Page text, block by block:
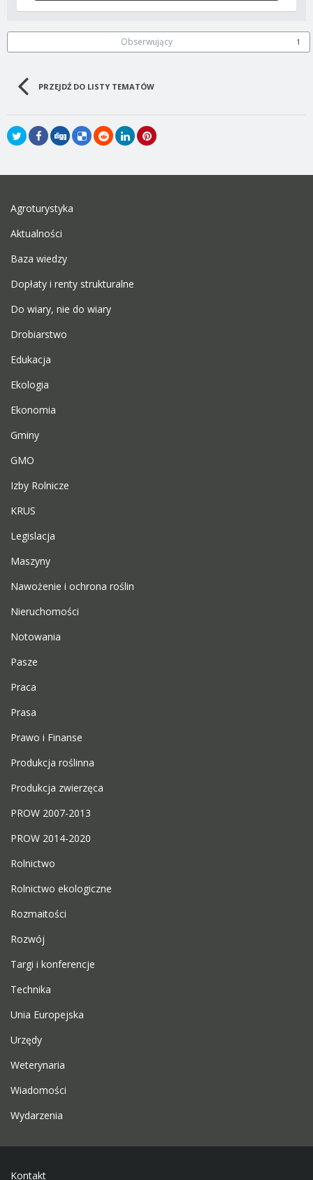
Obserwujący 1
PRZEJDŹ DO LISTY TEMATÓW
Agroturystyka
Aktualności
Baza wiedzy
Dopłaty i renty strukturalne
Do wiary, nie do wiary
Drobiarstwo
Edukacja
Ekologia
Ekonomia
Gminy
GMO
Izby Rolnicze
KRUS
Legislacja
Maszyny
Nawożenie i ochrona roślin
Nieruchomości
Notowania
Pasze
Praca
Prasa
Prawo i Finanse
Produkcja roślinna
Produkcja zwierzęca
PROW 2007-2013
PROW 2014-2020
Rolnictwo
Rolnictwo ekologiczne
Rozmaitości
Rozwój
Targi i konferencje
Technika
Unia Europejska
Urzędy
Weterynaria
Wiadomości
Wydarzenia
Kontakt